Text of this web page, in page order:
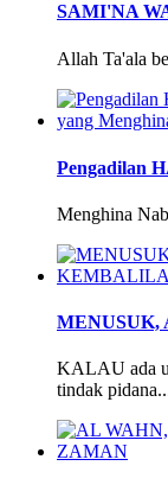
SAMI'NA
Pengadilan
Menghina
MENUSUK,
KALAU ada
tindak